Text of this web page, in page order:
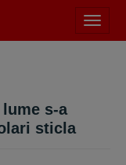
meniu
s-a
sticla